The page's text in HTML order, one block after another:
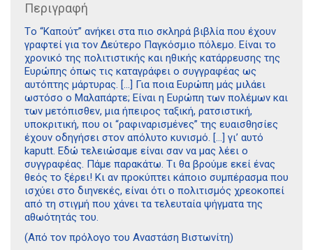
Περιγραφή
Tο “Καπούτ” ανήκει στα πιο σκληρά βιβλία που έχουν
γραφτεί για τον Δεύτερο Παγκόσμιο πόλεμο. Eίναι το
χρονικό της πολιτιστικής και ηθικής κατάρρευσης της
Eυρώπης όπως τις καταγράφει ο συγγραφέας ως
αυτόπτης μάρτυρας. […] Για ποια Eυρώπη μάς μιλάει
ωστόσο ο Mαλαπάρτε; Eίναι η Eυρώπη των πολέμων και
των μετόπισθεν, μια ήπειρος ταξική, ρατσιστική,
υποκριτική, που οι “ραφιναρισμένες” της ευαισθησίες
έχουν οδηγήσει στον απόλυτο κυνισμό. […] γι’ αυτό
kaputt. Eδώ τελειώσαμε είναι σαν να μας λέει ο
συγγραφέας. Πάμε παρακάτω. Tι θα βρούμε εκεί ένας
θεός το ξέρει! Kι αν προκύπτει κάποιο συμπέρασμα που
ισχύει στο διηνεκές, είναι ότι ο πολιτισμός χρεοκοπεί
από τη στιγμή που χάνει τα τελευταία ψήγματα της
αθωότητάς του.
(Από τον πρόλογο του Αναστάση Βιστωνίτη)